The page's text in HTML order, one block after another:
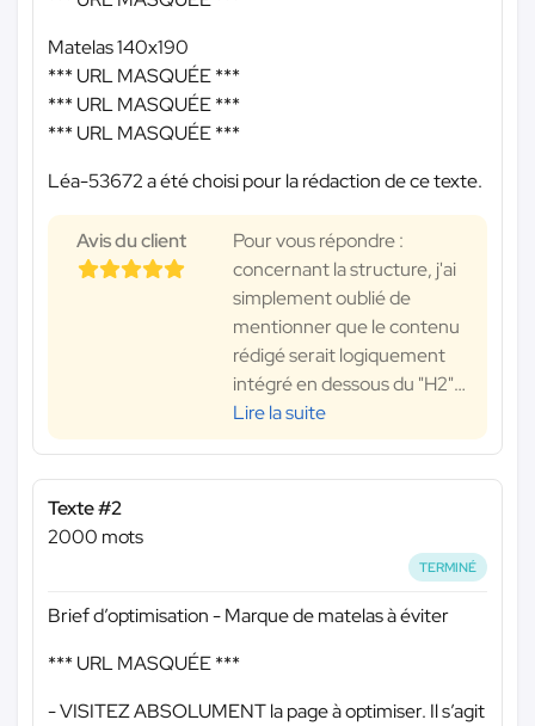
Matelas 140x190
*** URL MASQUÉE ***
*** URL MASQUÉE ***
*** URL MASQUÉE ***
Léa-53672 a été choisi pour la rédaction de ce texte.
Avis du client
Pour vous répondre :
concernant la structure, j'ai
simplement oublié de
mentionner que le contenu
rédigé serait logiquement
intégré en dessous du "H2"…
Lire la suite
Texte #2
2000 mots
TERMINÉ
Brief d’optimisation - Marque de matelas à éviter
*** URL MASQUÉE ***
- VISITEZ ABSOLUMENT la page à optimiser. Il s’agit